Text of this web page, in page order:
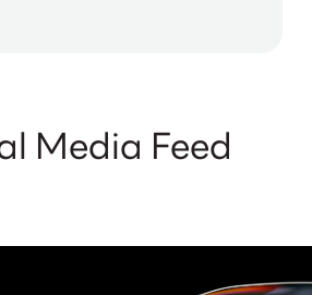
Media Feed